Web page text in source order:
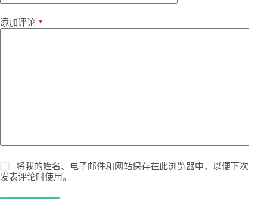
添加评论 *
将我的姓名、电子邮件和网站保存在此浏览器中，以便下次
发表评论时使用。